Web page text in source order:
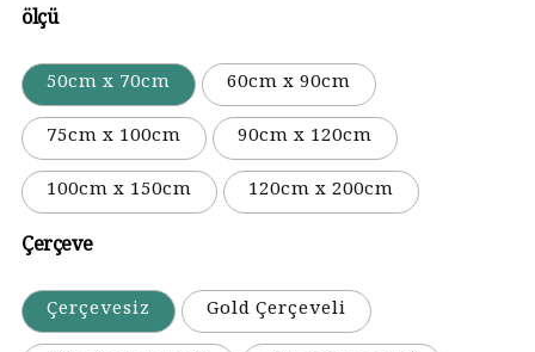
ölçü
50cm x 70cm
60cm x 90cm
75cm x 100cm
90cm x 120cm
100cm x 150cm
120cm x 200cm
Çerçeve
Çerçevesiz
Gold Çerçeveli